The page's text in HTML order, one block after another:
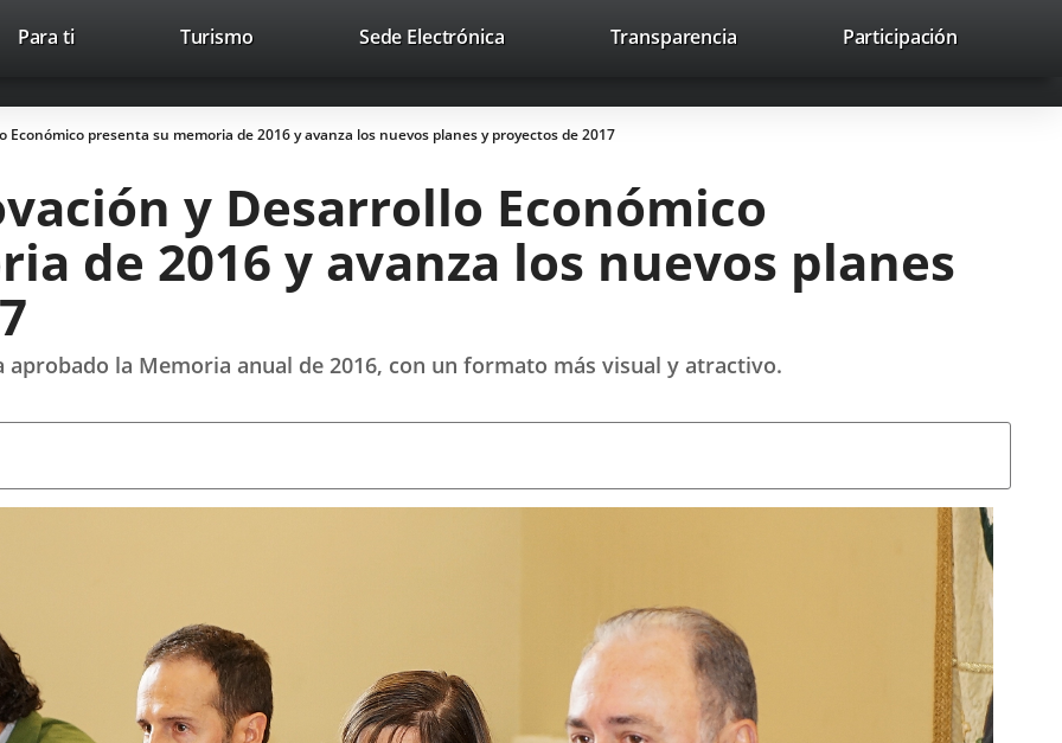
Trabaja con nosotros Contacto avaHeaderSocial
Enlace
una
aplicación
Enlace
una
Enlace
una
Buscar
Para ti TurismoEste
abrirá
en
ventana
nueva.
Sede ElectrónicaEnlace
aplicación
externa.
Transparencia Participación
Económico presenta su memoria de 2016 y avanza los nuevos planes y proyectos de 2017
y Desarrollo Económico
de 2016 y avanza los nuevos planes
aprobado la Memoria anual de 2016, con un formato más visual y atractivo.